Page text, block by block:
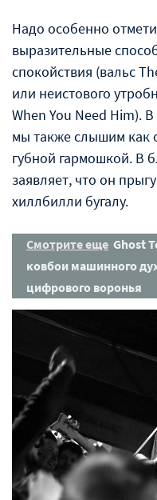
Надо особенно
выразительные
спокойствия (вальс
или неистового
When You Need Him).
мы также слышим как
губной гармошкой. В
заявляет, что он
хиллбилли бугалу.
Смотрите еще Ghost
ковбои машинного
цифрового воронья